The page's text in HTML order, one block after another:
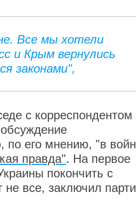
Все мы хотели
и Крым вернулись
законами",
с корреспондентом
по его мнению, "в
правда". На первое
покончить с
все, заключил